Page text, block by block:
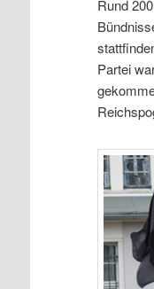
Rund
Partei